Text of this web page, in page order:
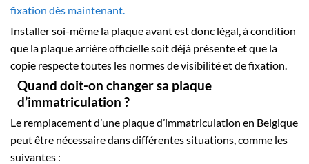
fixation dès maintenant.
Installer soi-même la plaque avant est donc légal, à condition
que la plaque arrière officielle soit déjà présente et que la
copie respecte toutes les normes de visibilité et de fixation.
Quand doit-on changer sa plaque
d’immatriculation ?
Le remplacement d’une plaque d’immatriculation en Belgique
peut être nécessaire dans différentes situations, comme les
suivantes :